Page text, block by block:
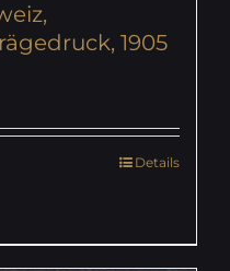
1905
Details